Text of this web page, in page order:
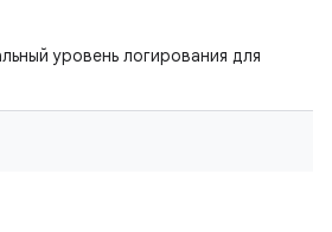
уровень логирования для